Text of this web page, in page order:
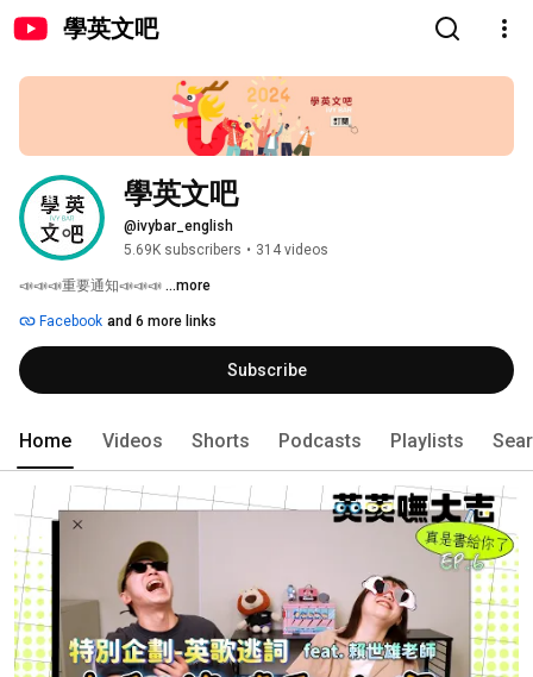
學英文吧
學英文吧
@ivybar_english
5.69K subscribers • 314 videos
📣📣📣重要通知📣📣📣 ...more
Facebook and 6 more links
Subscribe
Home Videos Shorts Podcasts Playlists